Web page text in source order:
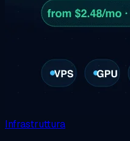
Infrastruttura